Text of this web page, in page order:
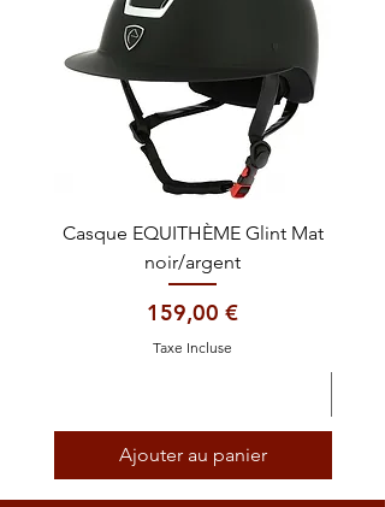
Casque EQUITHÈME Glint Mat
noir/argent
Prix
159,00 €
Taxe Incluse
Ajouter au panier